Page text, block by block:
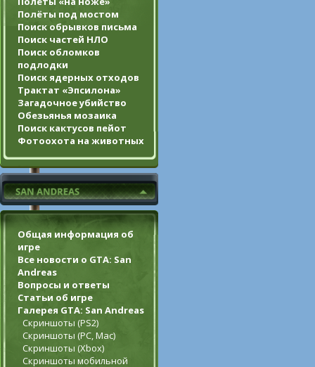
Полёты под мостом
Поиск обрывков письма
Поиск частей НЛО
Поиск обломков
подлодки
Поиск ядерных отходов
Трактат «Эпсилона»
Загадочное убийство
Обезьянья мозаика
Поиск кактусов пейот
Фотоохота на животных
Общая информация об
игре
Все новости о GTA: San
Andreas
Вопросы и ответы
Статьи об игре
Галерея GTA: San Andreas
Скриншоты (PS2)
Скриншоты (PC, Mac)
Скриншоты (Xbox)
Скриншоты мобильной